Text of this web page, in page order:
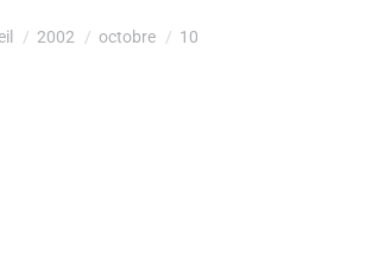
2002 octobre 10